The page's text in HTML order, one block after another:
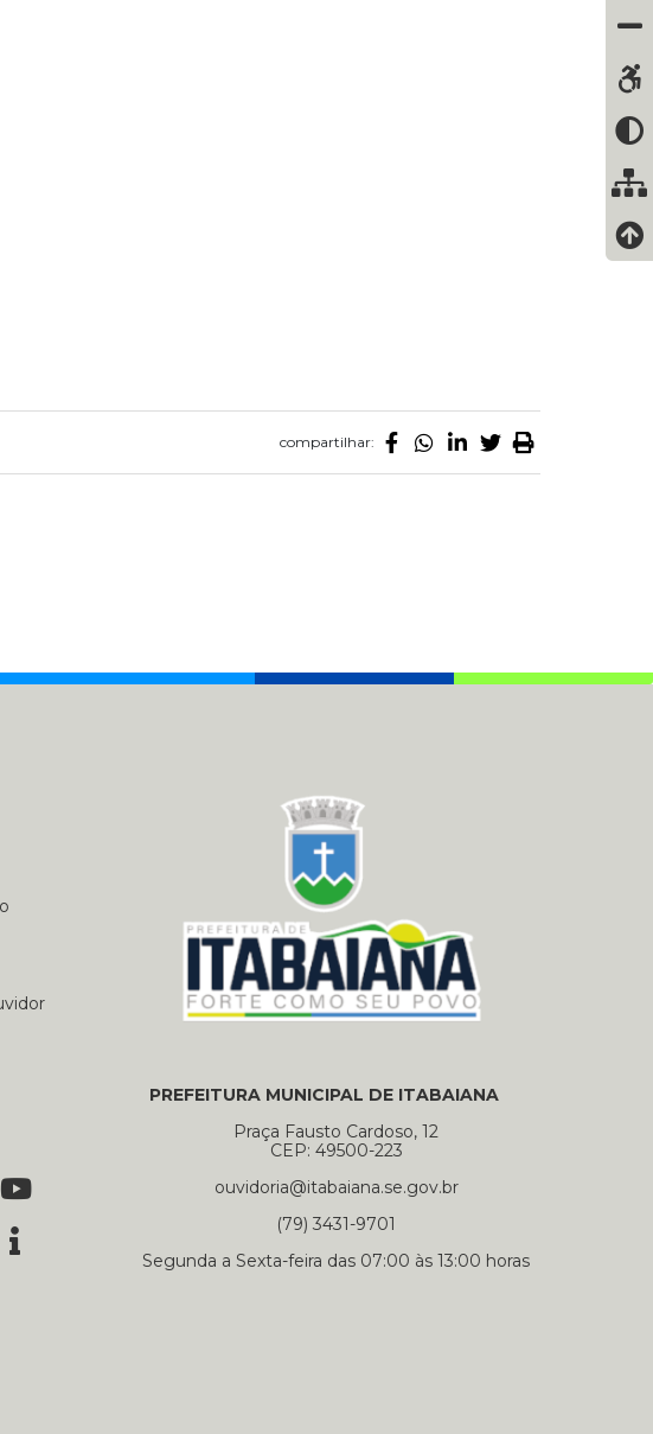
compartilhar:
PREFEITURA MUNICIPAL DE ITABAIANA
Praça Fausto Cardoso, 12
CEP: 49500-223
ouvidoria@itabaiana.se.gov.br
(79) 3431-9701
Segunda a Sexta-feira das 07:00 às 13:00 horas